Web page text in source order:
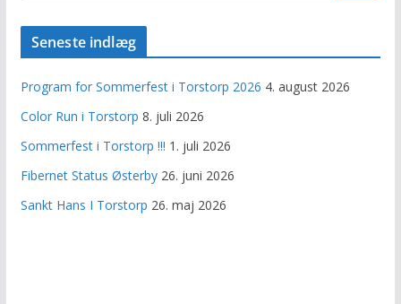
Seneste indlæg
Program for Sommerfest i Torstorp 2026 4. august 2026
Color Run i Torstorp 8. juli 2026
Sommerfest i Torstorp !!! 1. juli 2026
Fibernet Status Østerby 26. juni 2026
Sankt Hans I Torstorp 26. maj 2026